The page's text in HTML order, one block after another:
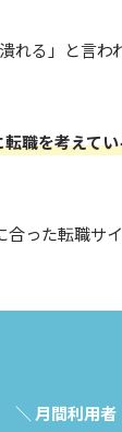
れる」と言
転職を考えて
合った転職サ
＼ 月間利用者